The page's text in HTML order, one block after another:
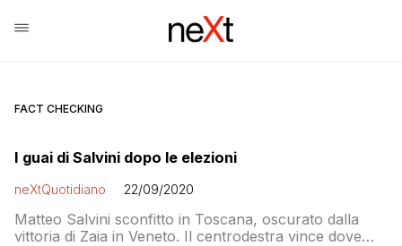
FACT CHECKING
I guai di Salvini dopo le elezioni
neXtQuotidiano 22/09/2020
Matteo Salvini sconfitto in Toscana, oscurato dalla
vittoria di Zaia in Veneto. Il centrodestra vince dove